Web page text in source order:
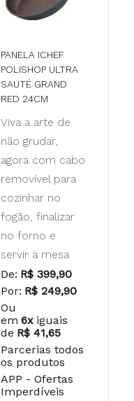
PANELA ICHEF
POLISHOP ULTRA
SAUTÉ GRAND
RED 24CM
Viva a arte de
não grudar,
agora com cabo
removível para
cozinhar no
fogão, finalizar
no forno e
servir à mesa
De: R$ 399,90
Por: R$ 249,90
Ou
em 6x iguais
de R$ 41,65
Parcerias todos
os produtos
APP - Ofertas
Imperdíveis